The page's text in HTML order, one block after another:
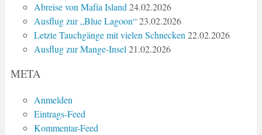
Abreise von Mafía Island 24.02.2026
Ausflug zur „Blue Lagoon“ 23.02.2026
Letzte Tauchgänge mit vielen Schnecken 22.02.2026
Ausflug zur Mange-Insel 21.02.2026
META
Anmelden
Eintrags-Feed
Kommentar-Feed